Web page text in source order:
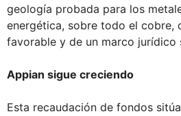
geología probada para los
energética, sobre todo el cobre,
favorable y de un marco jurídico
Appian sigue creciendo
Esta recaudación de fondos